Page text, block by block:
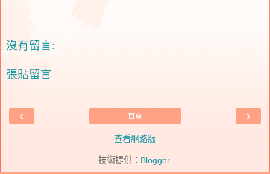
沒有留言:
張貼留言
‹ ›
首頁
查看網路版
技術提供： Blogger.